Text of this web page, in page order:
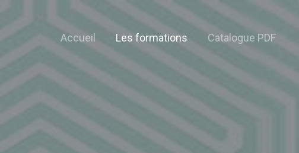
Accueil Les formations Catalogue PDF